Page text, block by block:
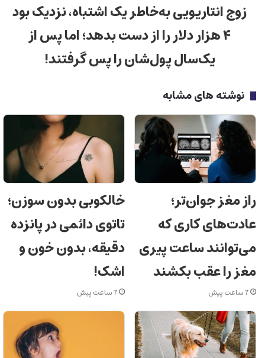
زوج انتاریویی به‌خاطر یک اشتباه، نزدیک بود
۴ هزار دلار را از دست بدهد؛ اما پس از
یک‌سال پول‌شان را پس گرفتند!
نوشته های مشابه
راز مغز جوان‌تر؛
عادت‌های کاری که
می‌توانند ساعت پیری
مغز را عقب بکشند
7 ساعت پیش
خالکوبی بدون سوزن؛
تاتوی دائمی در پانزده
دقیقه، بدون خون و
اشک!
7 ساعت پیش